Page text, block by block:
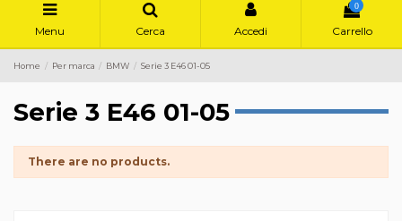
Menu Cerca Accedi
0
Carrello
Home Per marca BMW Serie 3 E46 01-05
Serie 3 E46 01-05
There are no products.